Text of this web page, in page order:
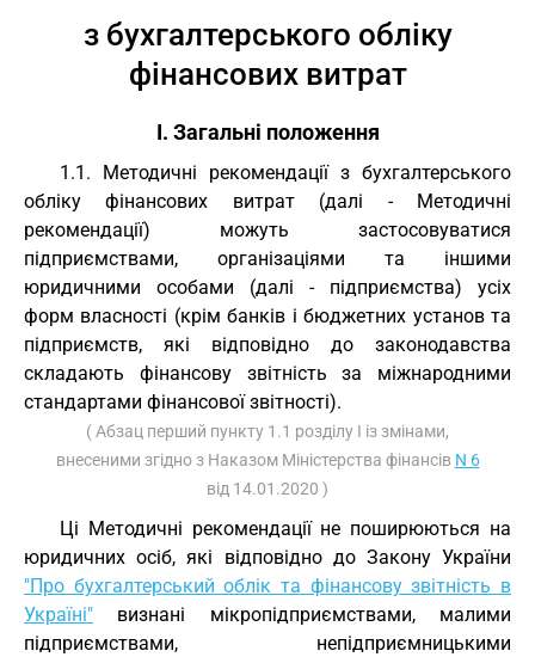
з бухгалтерського обліку
фінансових витрат
I. Загальні положення
1.1. Методичні рекомендації з бухгалтерського
обліку фінансових витрат (далі - Методичні
рекомендації) можуть застосовуватися
підприємствами, організаціями та іншими
юридичними особами (далі - підприємства) усіх
форм власності (крім банків і бюджетних установ та
підприємств, які відповідно до законодавства
складають фінансову звітність за міжнародними
стандартами фінансової звітності).
( Абзац перший пункту 1.1 розділу I із змінами,
внесеними згідно з Наказом Міністерства фінансів N 6
від 14.01.2020 )
Ці Методичні рекомендації не поширюються на
юридичних осіб, які відповідно до Закону України
"Про бухгалтерський облік та фінансову звітність в
Україні" визнані мікропідприємствами, малими
підприємствами, непідприємницькими